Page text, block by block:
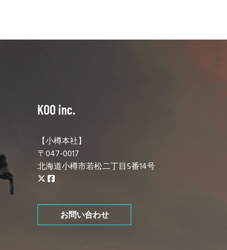
KOO inc.
【小樽本社】
〒047-0017
北海道小樽市若松二丁目5番14号
お問い合わせ